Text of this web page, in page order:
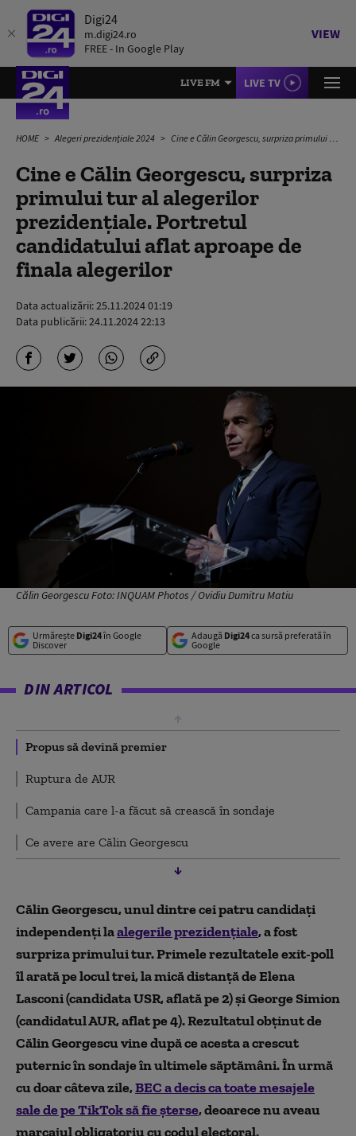
Digi24
m.digi24.ro
FREE - In Google Play
VIEW
LIVE FM LIVE TV
HOME Alegeri prezidențiale 2024 Cine e Călin Georgescu, surpriza primului tur al alegerilor prezidențiale. Portretul candidatului aflat aproape de finala alegerilor
Cine e Călin Georgescu, surpriza
primului tur al alegerilor
prezidențiale. Portretul
candidatului aflat aproape de
finala alegerilor
Data actualizării:25.11.2024 01:19
Data publicării:24.11.2024 22:13
Călin Georgescu Foto: INQUAM Photos / Ovidiu Dumitru Matiu
Urmărește Digi24în Google
Discover
Adaugă Digi24ca sursă preferată în
Google
DIN ARTICOL
Propus să devină premier
Ruptura de AUR
Campania care l-a făcut să crească în sondaje
Ce avere are Călin Georgescu
Călin Georgescu, unul dintre cei patru candidați
independenți laalegerile prezidențiale, a fost
surpriza primului tur. Primele rezultatele exit-poll
îl arată pe locul trei, la mică distanță de Elena
Lasconi (candidata USR, aflată pe 2) și George Simion
(candidatul AUR, aflat pe 4). Rezultatul obținut de
Călin Georgescu vine după ce acesta a crescut
puternic în sondaje în ultimele săptămâni. În urmă
cu doar câteva zile,BEC a decis ca toate mesajele
sale de pe TikTok să fie șterse, deoarece nu aveau
marcajul obligatoriu cu codul electoral.